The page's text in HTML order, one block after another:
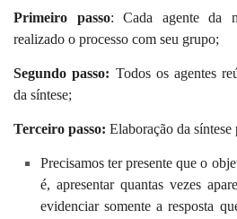
Primeiro passo: Cada agente da
realizado o processo com seu grupo;
Segundo passo: Todos os agentes
da síntese;
Terceiro passo: Elaboração da síntese
Precisamos ter presente que o
é, apresentar quantas vezes
evidenciar somente a resposta